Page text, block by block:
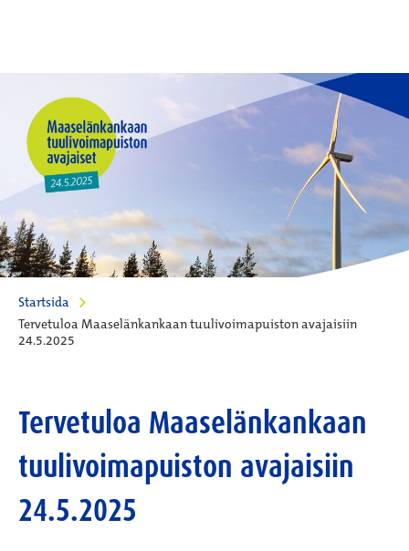
Startsida
Tervetuloa Maaselänkankaan tuulivoimapuiston avajaisiin
24.5.2025
Tervetuloa Maaselänkankaan
tuulivoimapuiston avajaisiin
24.5.2025